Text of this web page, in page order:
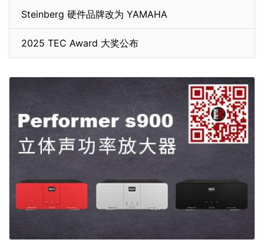
Steinberg 硬件品牌改为 YAMAHA
2025 TEC Award 大奖公布